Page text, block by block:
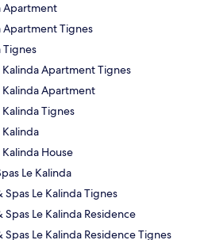
Apartment
Apartment Tignes
Tignes
Kalinda Apartment Tignes
Kalinda Apartment
Kalinda Tignes
Kalinda
House
Le Kalinda
Spas Le Kalinda Tignes
Spas Le Kalinda Residence
Spas Le Kalinda Residence Tignes